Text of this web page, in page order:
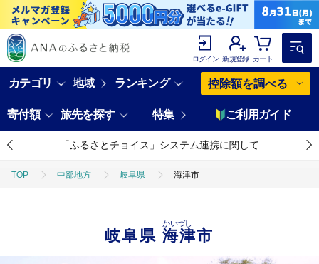
ログイン 新規登録 カート
カテゴリ 地域 ランキング 控除額を調べる
寄付額 旅先を探す 特集 ご利用ガイド
「ふるさとチョイス」システム連携に関して
TOP 中部地方 岐阜県 海津市
岐阜県海津市
かいづし